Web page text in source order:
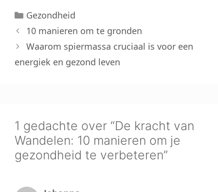
Categorieën
Gezondheid
10 manieren om te gronden
Waarom spiermassa cruciaal is voor een
energiek en gezond leven
1 gedachte over “De kracht van
Wandelen: 10 manieren om je
gezondheid te verbeteren”